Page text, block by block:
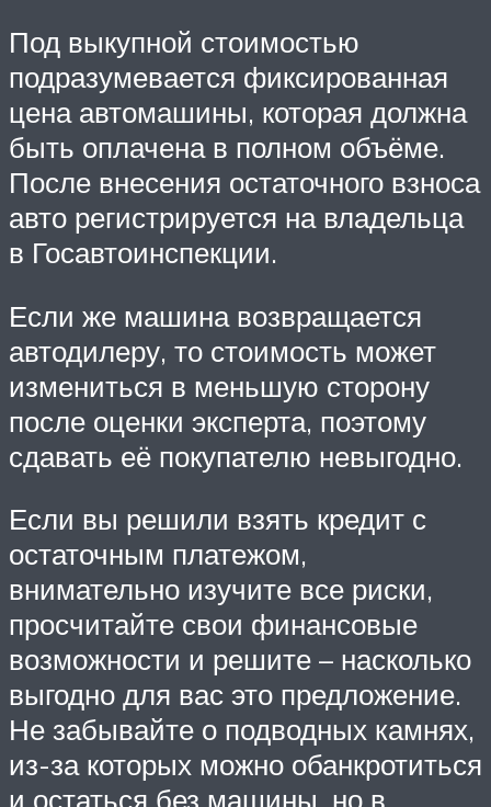
Под выкупной стоимостью
подразумевается фиксированная
цена автомашины, которая должна
быть оплачена в полном объёме.
После внесения остаточного взноса
авто регистрируется на владельца
в Госавтоинспекции.
Если же машина возвращается
автодилеру, то стоимость может
измениться в меньшую сторону
после оценки эксперта, поэтому
сдавать её покупателю невыгодно.
Если вы решили взять кредит с
остаточным платежом,
внимательно изучите все риски,
просчитайте свои финансовые
возможности и решите – насколько
выгодно для вас это предложение.
Не забывайте о подводных камнях,
из-за которых можно обанкротиться
и остаться без машины, но в